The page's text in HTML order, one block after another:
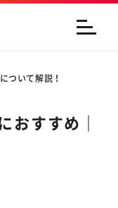
ついて解説！
おすすめ｜